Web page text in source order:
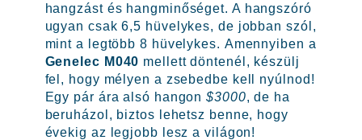
hangzást és hangminőséget. A hangszóró
ugyan csak 6,5 hüvelykes, de jobban szól,
mint a legtöbb 8 hüvelykes. Amennyiben a
Genelec M040 mellett döntenél, készülj
fel, hogy mélyen a zsebedbe kell nyúlnod!
Egy pár ára alsó hangon$3000, de ha
beruházol, biztos lehetsz benne, hogy
évekig az legjobb lesz a világon!